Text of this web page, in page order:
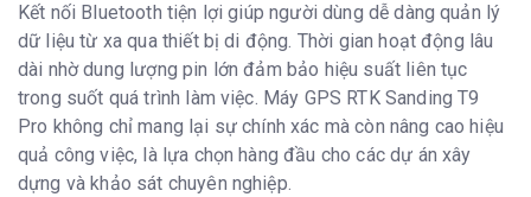
Các thông số khác:
Khả năng chống
bụi/nước:
IP67
Kích thước:
12-16 giờ (tùy thuộc vào chế độ hoạt
động).
Trọng lượng:
1.2 kg
Kết nối Bluetooth tiện lợi giúp người dùng dễ dàng quản lý
dữ liệu từ xa qua thiết bị di động. Thời gian hoạt động lâu
dài nhờ dung lượng pin lớn đảm bảo hiệu suất liên tục
trong suốt quá trình làm việc. Máy GPS RTK Sanding T9
Pro không chỉ mang lại sự chính xác mà còn nâng cao hiệu
quả công việc, là lựa chọn hàng đầu cho các dự án xây
dựng và khảo sát chuyên nghiệp.